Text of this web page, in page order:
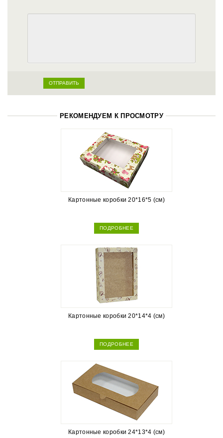
РЕКОМЕНДУЕМ К ПРОСМОТРУ
Картонные коробки 20*16*5 (см)
ПОДРОБНЕЕ
Картонные коробки 20*14*4 (см)
ПОДРОБНЕЕ
Картонные коробки 24*13*4 (см)